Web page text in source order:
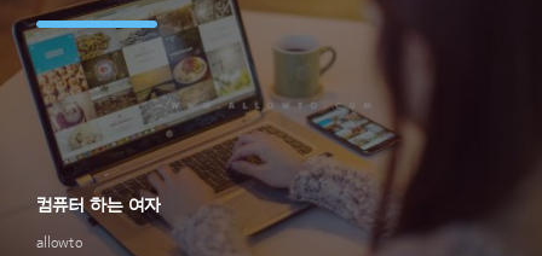
allowto
컴퓨터 하는 여자